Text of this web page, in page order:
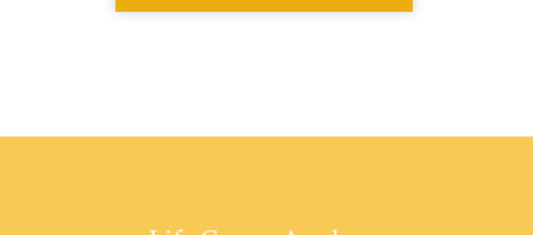
ライン上のコミュニティ。また、専用instagramアカウント